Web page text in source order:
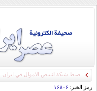
ضبط شبكة لتبييض الاموال في ايران
رمز الخبر: ۱۶۸۰۶